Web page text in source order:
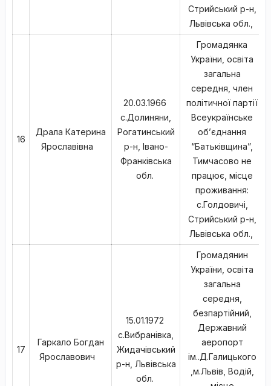
Стрийський р-н,
Львівська обл.,
16
Драла Катерина
Ярославівна
20.03.1966
с.Долиняни,
Рогатинський
р-н, Івано-
Франківська
обл.
Громадянка
України, освіта
загальна
середня, член
політичної партії
Всеукраїнське
об’єднання
“Батьківщина”,
Тимчасово не
працює, місце
проживання:
с.Голдовичі,
Стрийський р-н,
Львівська обл.,
17
Гаркало Богдан
Ярославович
15.01.1972
с.Вибранівка,
Жидачівський
р-н, Львівська
обл.
Громадянин
України, освіта
загальна
середня,
безпартійний,
Державний
аеропорт
ім..Д.Галицького
,м.Львів, Водій,